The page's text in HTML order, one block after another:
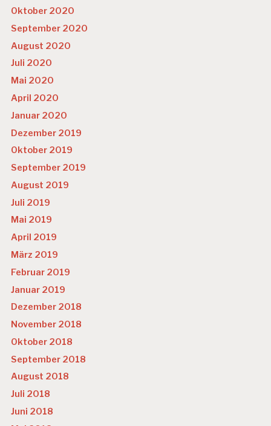
Oktober 2020
September 2020
August 2020
Juli 2020
Mai 2020
April 2020
Januar 2020
Dezember 2019
Oktober 2019
September 2019
August 2019
Juli 2019
Mai 2019
April 2019
März 2019
Februar 2019
Januar 2019
Dezember 2018
November 2018
Oktober 2018
September 2018
August 2018
Juli 2018
Juni 2018